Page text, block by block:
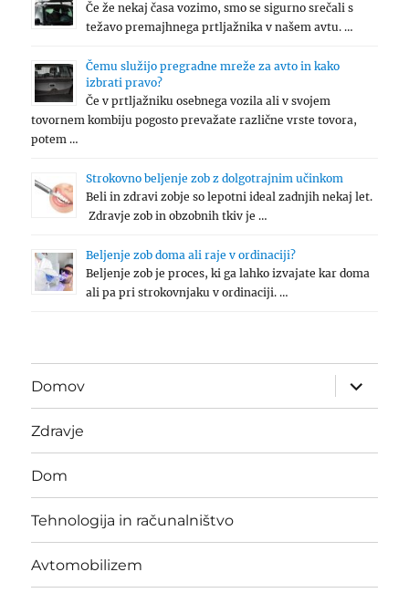
Če že nekaj časa vozimo, smo se sigurno srečali s
težavo premajhnega prtljažnika v našem avtu. …
Čemu služijo pregradne mreže za avto in kako
izbrati pravo?
Če v prtljažniku osebnega vozila ali v svojem
tovornem kombiju pogosto prevažate različne vrste tovora,
potem …
Strokovno beljenje zob z dolgotrajnim učinkom
Beli in zdravi zobje so lepotni ideal zadnjih nekaj let.
Zdravje zob in obzobnih tkiv je …
Beljenje zob doma ali raje v ordinaciji?
Beljenje zob je proces, ki ga lahko izvajate kar doma
ali pa pri strokovnjaku v ordinaciji. …
Domov
expand
child
menu
Zdravje
Dom
Tehnologija in računalništvo
Avtomobilizem